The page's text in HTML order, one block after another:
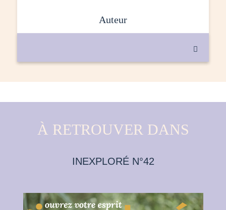
auteur

À RETROUVER DANS
INEXPLORÉ N°42